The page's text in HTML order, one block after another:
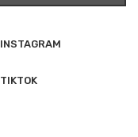
INSTAGRAM
TIKTOK